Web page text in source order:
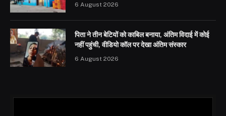
6 August 2026
पिता ने तीन बेटियों को काबिल बनाया, अंतिम विदाई में कोई
नहीं पहुंची, वीडियो कॉल पर देखा अंतिम संस्कार
6 August 2026